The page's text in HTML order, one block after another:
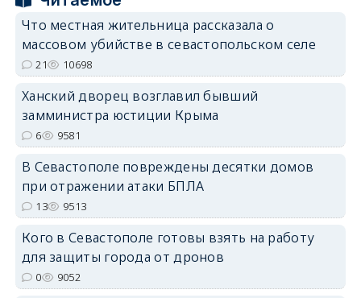
Что местная жительница рассказала о
массовом убийстве в севастопольском селе
21 10698
Ханский дворец возглавил бывший
замминистра юстиции Крыма
6 9581
В Севастополе повреждены десятки домов
при отражении атаки БПЛА
13 9513
Кого в Севастополе готовы взять на работу
для защиты города от дронов
0 9052